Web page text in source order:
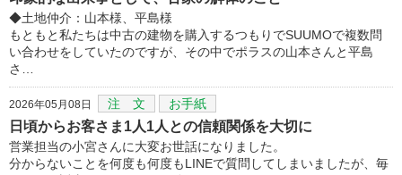
◆土地仲介：山本様、平島様
もともと私たちは中古の建物を購入するつもりでSUUMOで複数問
い合わせをしていたのですが、その中でポラスの山本さんと平島
さ…
2026年05月08日 注 文 お手紙
日頃からお客さま1人1人との信頼関係を大切に
営業担当の小宮さんに大変お世話になりました。
分からないことを何度も何度もLINEで質問してしまいましたが、毎